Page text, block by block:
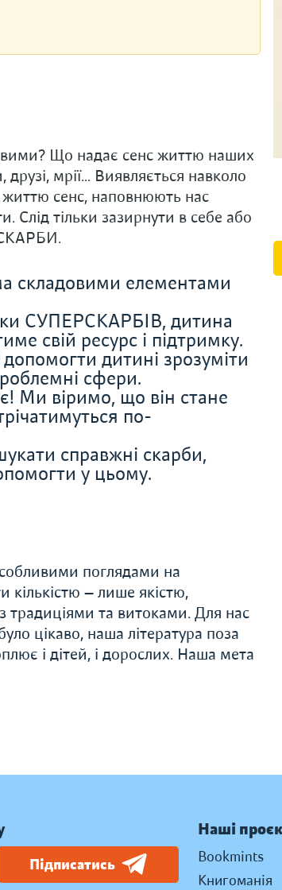
Що надає сенс життю наших
друзі, мрії… Виявляється навколо
сенс, наповнюють нас
тільки зазирнути в себе або
складовими елементами
СУПЕРСКАРБІВ, дитина
свій ресурс і підтримку.
дитині зрозуміти
сфери.
Ми віримо, що він стане
по-
справжні скарби,
у цьому.
поглядами на
— лише якістю,
традиціями та витоками. Для нас
цікаво, наша література поза
і дітей, і дорослих. Наша мета
Підписатись
Наші
Bookmints
Книгоманія